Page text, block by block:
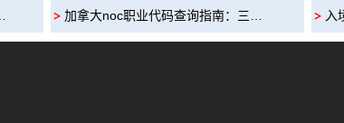
加拿大noc职业代码查询指南：三… 入